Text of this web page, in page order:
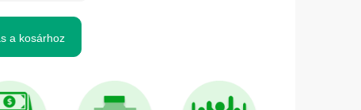
a kosárhoz